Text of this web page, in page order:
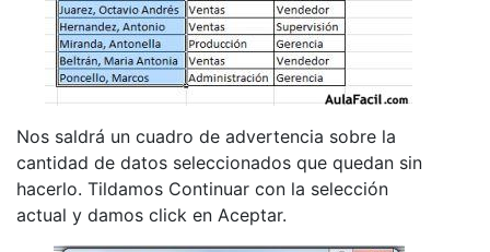
Nos saldrá un cuadro de advertencia sobre la
cantidad de datos seleccionados que quedan sin
hacerlo. Tildamos Continuar con la selección
actual y damos click en Aceptar.